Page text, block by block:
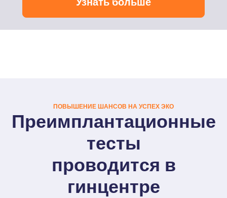
ПОВЫШЕНИЕ ШАНСОВ НА УСПЕХ ЭКО
Преимплантационные
тесты
проводится в
гинцентре